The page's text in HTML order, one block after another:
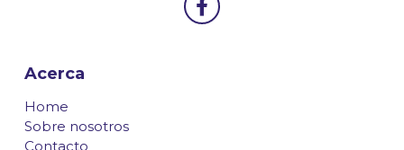
Síguenos en
Acerca
Home
Sobre nosotros
Contacto